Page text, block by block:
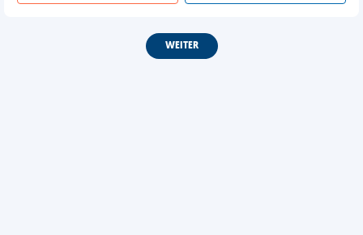
WEITER